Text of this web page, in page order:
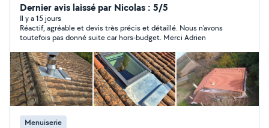
charpente ossature bois.Intervention d urgence 7/7 .
Devis gratuit. Rénovation création entretien ou
intervention nous somme disponible pour vos projet.
Apprentis au cfa de Périgueux chez les compagnons en
2003 cela fait plus de 20ans que je m occupe des
toitures. Un atout qui fait de cette expérience un
véritable plus pour vos habitation. Une demande plus
personnaliser. N hésitez pas. Nous pouvons réaliser un
panel le de projet différents. Au plaisir d embellir vos
toiture. Czb 33
Dernier avis laissé par Nicolas : 5/5
Il y a 15 jours
Réactif, agréable et devis très précis et détaillé. Nous n'avons
toutefois pas donné suite car hors-budget. Merci Adrien
Menuiserie